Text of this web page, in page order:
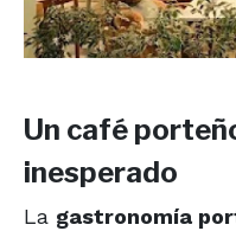
Un café
inesperado
La gastronomía